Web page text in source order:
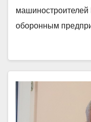
машиностроителей
оборонным